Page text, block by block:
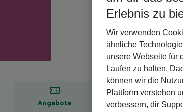
Angebote
Erlebnis zu
Wir verwenden
ähnliche
unsere Webseite für
Laufen zu halten.
können wir die
Plattform verstehen
verbessern, dir